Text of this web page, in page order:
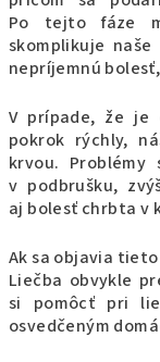
Po tejto fáze
skomplikuje
nepríjemnú
V prípade, že je
pokrok rýchly,
krvou. Problémy
v podbrušku,
aj bolesť chrbta v
Ak sa objavia
Liečba obvykle
si pomôcť pri
osvedčeným